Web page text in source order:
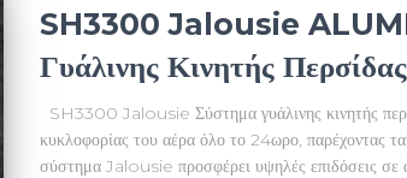
SH3300 Jalousie
Γυάλινης Κινητής Περσίδας
SH3300 Jalousie Σύστημα γυάλινης κινητής
κυκλοφορίας του αέρα όλο το 24ωρο, παρέχοντας
σύστημα Jalousie προσφέρει υψηλές επιδόσεις σε